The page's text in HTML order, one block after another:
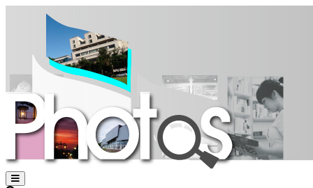
Open